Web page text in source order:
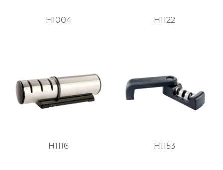
H1004 H1122
H1116 H1153